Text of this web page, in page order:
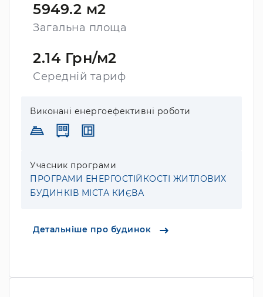
5949.2 м2
Загальна площа
2.14 Грн/м2
Середній тариф
Виконані енергоефективні роботи
Учасник програми
ПРОГРАМИ ЕНЕРГОСТІЙКОСТІ ЖИТЛОВИХ
БУДИНКІВ МІСТА КИЄВА
Детальніше про будинок